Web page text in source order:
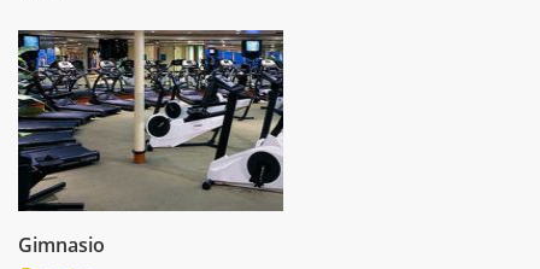
Gimnasio